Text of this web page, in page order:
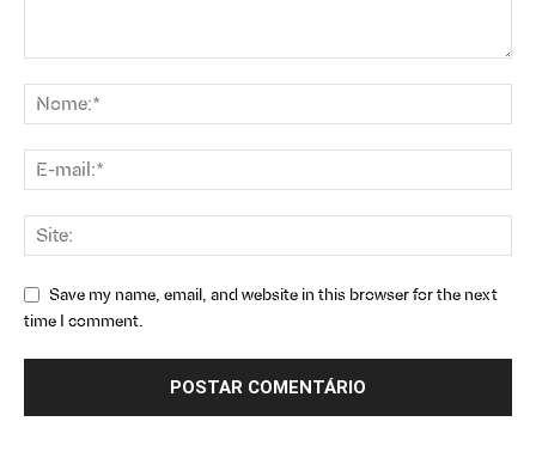
Save my name, email, and website in this browser for the next
time I comment.